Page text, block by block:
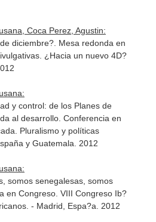
Coca Perez, Agustin:
diciembre?. Mesa redonda en
¿Hacia un nuevo 4D?
y control: de los Planes de
al desarrollo. Conferencia en
Pluralismo y políticas
y Guatemala. 2012
somos senegalesas, somos
en Congreso. VIII Congreso Ib?
- Madrid, Espa?a. 2012